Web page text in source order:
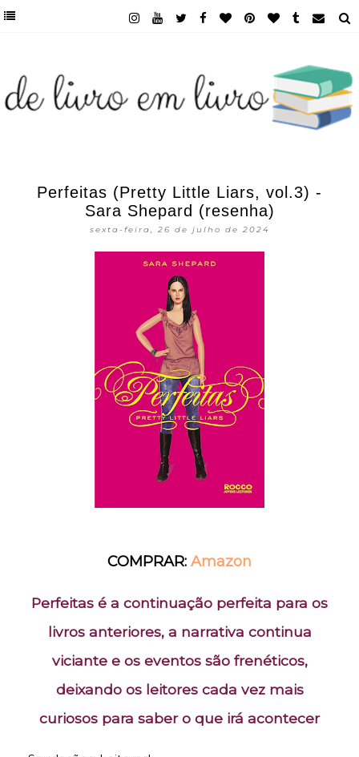
Perfeitas (Pretty Little Liars, vol.3) -
Sara Shepard (resenha)
sexta-feira, 26 de julho de 2024
COMPRAR: Amazon
Perfeitas é a continuação perfeita para os
livros anteriores, a narrativa continua
viciante e os eventos são frenéticos,
deixando os leitores cada vez mais
curiosos para saber o que irá acontecer